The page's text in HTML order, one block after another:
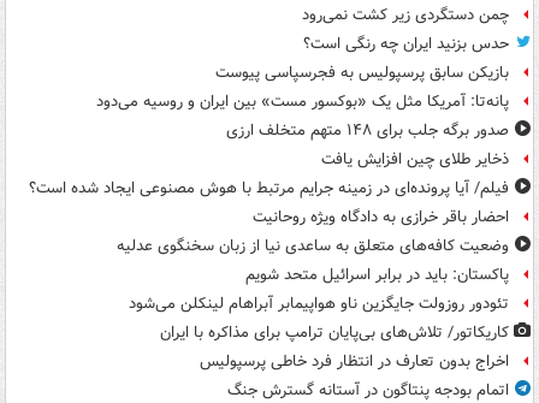
چمن دستگردی زیر کشت نمی‌رود
حدس بزنید ایران چه رنگی است؟
بازیکن سابق پرسپولیس به فجرسپاسی پیوست
پانه‌تا: آمریکا مثل یک «بوکسور مست» بین ایران و روسیه می‌دود
صدور برگه جلب برای ۱۴۸ متهم متخلف ارزی
ذخایر طلای چین افزایش یافت
فیلم/ آیا پرونده‌ای در زمینه جرایم مرتبط با هوش مصنوعی ایجاد شده است؟
احضار باقر خرازی به دادگاه ویژه روحانیت
وضعیت کافه‌های متعلق به ساعدی نیا از زبان سخنگوی عدلیه
پاکستان: باید در برابر اسرائیل متحد شویم
تئودور روزولت جایگزین ناو هواپیمابر آبراهام لینکلن می‌شود
کاریکاتور/ تلاش‌های بی‌پایان ترامپ برای مذاکره با ایران
اخراج بدون تعارف در انتظار فرد خاطی پرسپولیس
اتمام بودجه پنتاگون در آستانه گسترش جنگ